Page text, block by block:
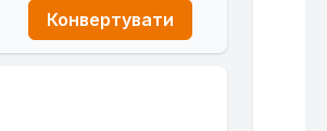
Конвертувати